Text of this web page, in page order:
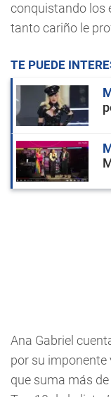
conquistando los
tanto cariño le
TE PUEDE
Ana Gabriel
por su imponente
que suma más